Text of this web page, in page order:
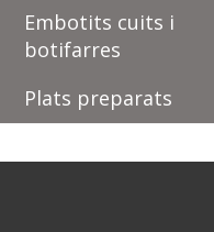
Embotits cuits i
botifarres
Plats preparats